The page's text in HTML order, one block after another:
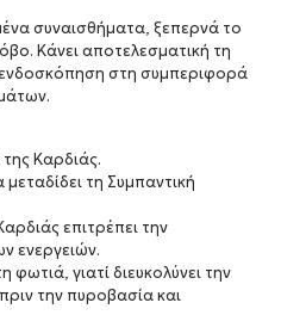
συναισθήματα, ξεπερνά το
Κάνει αποτελεσματική τη
ενδοσκόπηση στη συμπεριφορά
Καρδιάς.
τη Συμπαντική
επιτρέπει την
ενεργειών.
γιατί διευκολύνει την
την πυροβασία και